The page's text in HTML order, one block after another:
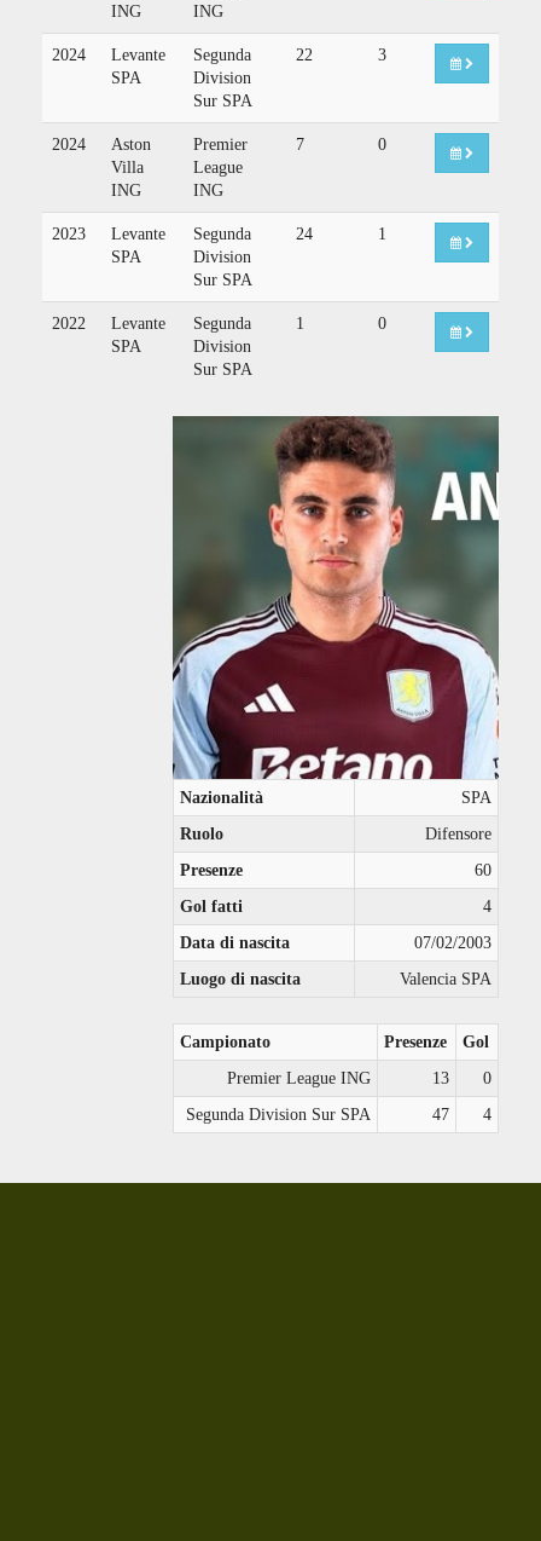
ING
ING
2024
Levante
SPA
Segunda
Division
Sur SPA
22 3
2024
Aston
Villa
ING
Premier
League
ING
7 0
2023
Levante
SPA
Segunda
Division
Sur SPA
24 1
2022
Levante
SPA
Segunda
Division
Sur SPA
1 0
Nazionalità
SPA
Ruolo
Difensore
Presenze
60
Gol fatti
4
Data di nascita
07/02/2003
Luogo di nascita
Valencia SPA
Campionato Presenze
Gol
Premier League ING
13
0
Segunda Division Sur SPA
47 4